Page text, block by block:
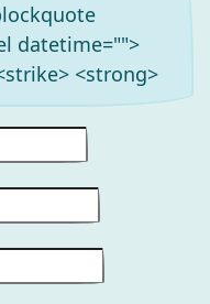
datetime="">
<strong>